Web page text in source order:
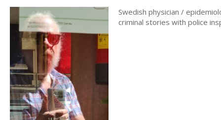
Swedish physician /
criminal stories with police